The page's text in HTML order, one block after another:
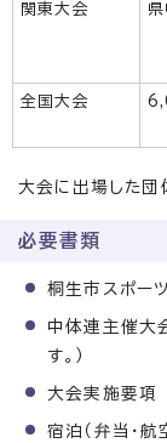
関東大会
全国大会
大会に出場した団
必要書類
桐生市スポー
中体連主催大
す。）
大会実施要項
宿泊（弁当・航